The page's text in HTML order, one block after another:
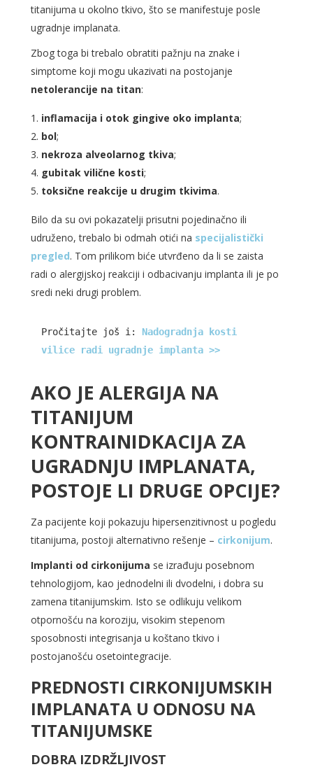
titanijuma u okolno tkivo, što se manifestuje posle
ugradnje implanata.
Zbog toga bi trebalo obratiti pažnju na znake i
simptome koji mogu ukazivati na postojanje
netolerancije na titan:
inflamacija i otok gingive oko implanta;
bol;
nekroza alveolarnog tkiva;
gubitak vilične kosti;
toksične reakcije u drugim tkivima.
Bilo da su ovi pokazatelji prisutni pojedinačno ili
udruženo, trebalo bi odmah otići na specijalistički
pregled. Tom prilikom biće utvrđeno da li se zaista
radi o alergijskoj reakciji i odbacivanju implanta ili je po
sredi neki drugi problem.
Pročitajte još i: Nadogradnja kosti
vilice radi ugradnje implanta >>
AKO JE ALERGIJA NA
TITANIJUM
KONTRAINIDKACIJA ZA
UGRADNJU IMPLANATA,
POSTOJE LI DRUGE OPCIJE?
Za pacijente koji pokazuju hipersenzitivnost u pogledu
titanijuma, postoji alternativno rešenje – cirkonijum.
Implanti od cirkonijuma se izrađuju posebnom
tehnologijom, kao jednodelni ili dvodelni, i dobra su
zamena titanijumskim. Isto se odlikuju velikom
otpornošću na koroziju, visokim stepenom
sposobnosti integrisanja u koštano tkivo i
postojanošću osetointegracije.
PREDNOSTI CIRKONIJUMSKIH
IMPLANATA U ODNOSU NA
TITANIJUMSKE
DOBRA IZDRŽLJIVOST